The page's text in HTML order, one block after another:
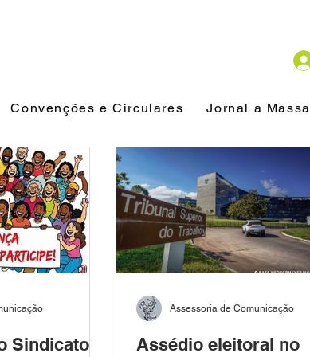
Convenções e Circulares Jornal a Massa
Sindicato
Assédio eleitoral no
Assessoria de Comunicação